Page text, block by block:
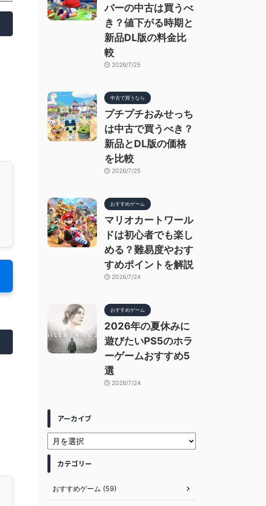
バーの中古は買うべ
き？値下がる時期と
新品DL版の料金比
較
2026/7/25
中古で買うなら
プチプチおみせっち
は中古で買うべき？
新品とDL版の価格
を比較
2026/7/25
おすすめゲーム
マリオカートワール
ドは初心者でも楽し
める？難易度やおす
すめポイントを解説
2026/7/24
おすすめゲーム
2026年の夏休みに
遊びたいPS5のホラ
ーゲームおすすめ5
選
2026/7/24
アーカイブ
カテゴリー
おすすめゲーム (59)